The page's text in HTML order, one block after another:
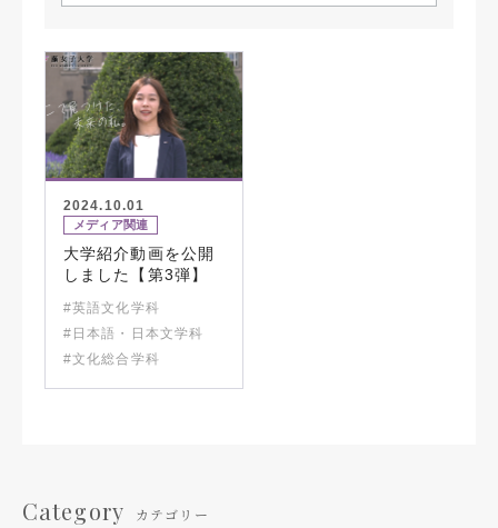
2024.10.01
メディア関連
大学紹介動画を公開
しました【第3弾】
#英語文化学科
#日本語・日本文学科
#文化総合学科
Category カテゴリー